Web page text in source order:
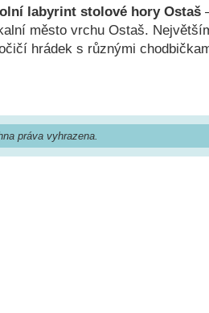
labyrint stolové hory Ostaš
město vrchu Ostaš.
hrádek s různými
práva vyhrazena.